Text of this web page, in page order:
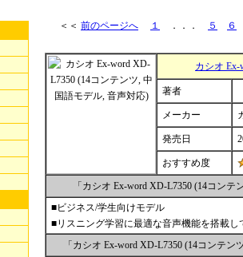
＜＜ 前のページへ １ ．．． ５ ６
カシオ
著者
メーカー
発売日
おすすめ度
「カシオ Ex-word XD-L7350 (14コン
■ビジネス/学生向けモデル
■リスニング学習に最適な音声機能を搭載
「カシオ Ex-word XD-L7350 (14コンテ